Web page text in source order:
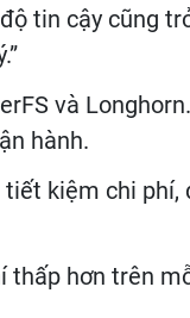
tin cậy cũng
và
hành.
kiệm chi phí,
thấp hơn trên